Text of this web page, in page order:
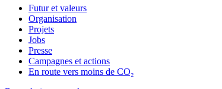
Futur et valeurs
Organisation
Projets
Jobs
Presse
Campagnes et actions
En route vers moins de CO₂